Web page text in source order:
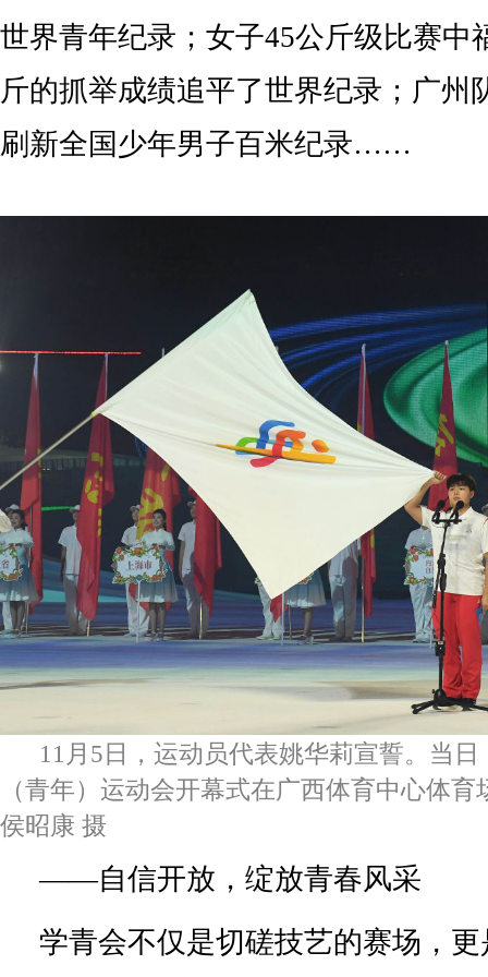
世界青年纪录；女子45公斤级比赛中
斤的抓举成绩追平了世界纪录；广州
刷新全国少年男子百米纪录……
11月5日，运动员代表姚华莉宣誓。当
（青年）运动会开幕式在广西体育中心体
侯昭康 摄
——自信开放，绽放青春风采
学青会不仅是切磋技艺的赛场，